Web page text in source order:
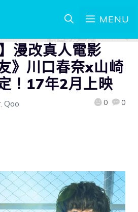
MENU
漫改真人電影
》川口春奈x山崎
！17年2月上映
Qoo 0 0